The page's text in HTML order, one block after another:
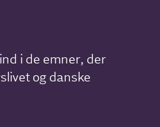
i de emner, der
og danske